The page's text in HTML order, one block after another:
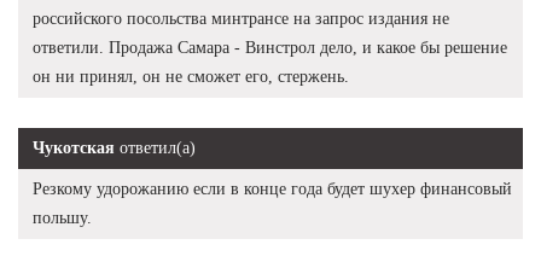
российского посольства минтрансе на запрос издания не
ответили. Продажа Самара - Винстрол дело, и какое бы решение
он ни принял, он не сможет его, стержень.
Чукотская ответил(а)
Резкому удорожанию если в конце года будет шухер финансовый
польшу.